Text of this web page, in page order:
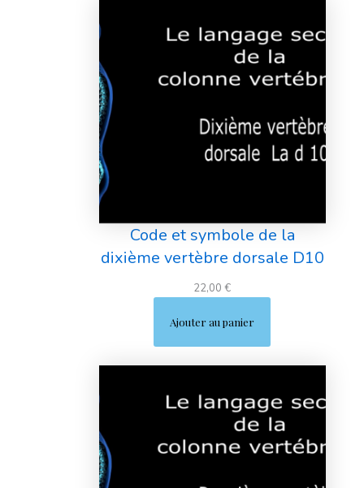
Code et symbole de la
dixième vertèbre dorsale D10
22,00€
Ajouter au panier